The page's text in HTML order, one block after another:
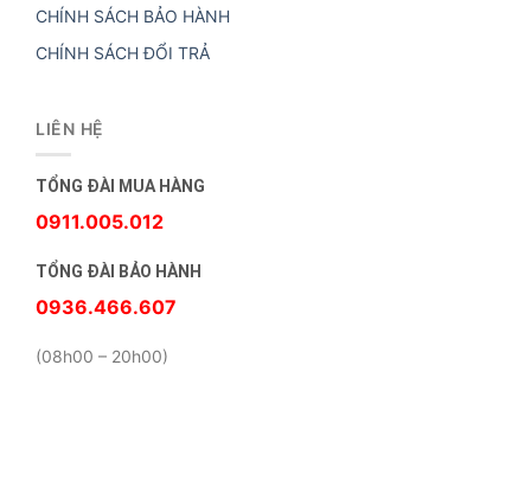
CHÍNH SÁCH BẢO HÀNH
CHÍNH SÁCH ĐỔI TRẢ
LIÊN HỆ
TỔNG ĐÀI MUA HÀNG
0911.005.012
TỔNG ĐÀI BẢO HÀNH
0936.466.607
(08h00 – 20h00)